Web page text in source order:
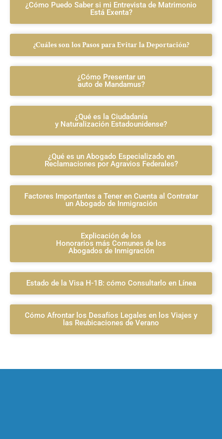
¿Cómo Puedo Saber si mi Entrevista de Matrimonio
Está Exenta?
¿Cuáles son los Pasos para Evitar la Deportación?
¿Cómo Presentar un
auto de Mandamus?
¿Qué es la Ciudadanía
y Naturalización Estadounidense?
¿Qué es un Abogado Especializado en
Reclamaciones por Agravios Federales?
Factores Importantes a Tener en Cuenta al Contratar
un Abogado de Inmigración
Explicación de los
Honorarios más Comunes de los
Abogados de Inmigración
Estado de la Visa H-1B: cómo Consultarlo en Línea
Cómo Afrontar los Desafíos Legales en los Viajes y
las Reubicaciones de Verano